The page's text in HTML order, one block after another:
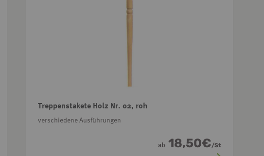
Treppenstakete Holz Nr. 02, roh
verschiedene Ausführungen
ab 18,50€/St